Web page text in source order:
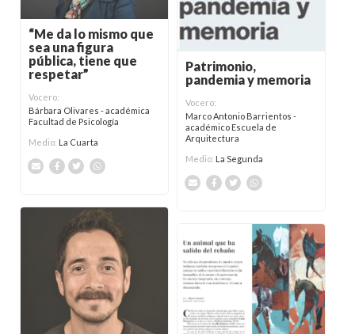
“Me da lo mismo que
sea una figura
pública, tiene que
respetar”
Vocero:
Bárbara Olivares - académica
Facultad de Psicología
Medio: La Cuarta
Patrimonio,
pandemia y memoria
Vocero:
Marco Antonio Barrientos -
académico Escuela de
Arquitectura
Medio: La Segunda